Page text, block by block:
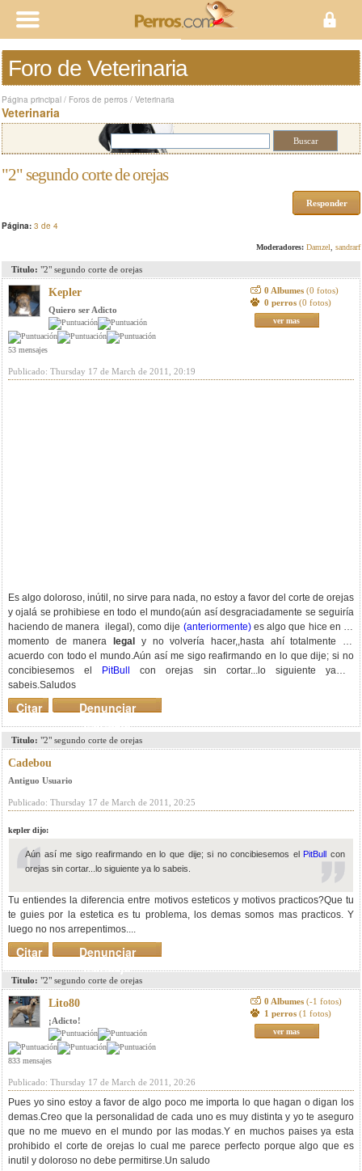
Foro de Veterinaria
Página principal / Foros de perros / Veterinaria
Veterinaria
"2" segundo corte de orejas
Responder
Página: 3 de 4
Moderadores: Damzel sandrarf
Titulo: "2" segundo corte de orejas
Kepler
Quiero ser Adicto
53 mensajes
0 Albumes (0 fotos)
0 perros (0 fotos)
ver mas
Publicado: Thursday 17 de March de 2011, 20:19
Es algo doloroso, inútil, no sirve para nada, no estoy a favor del corte de orejas
y ojalá se prohibiese en todo el mundo(aún así desgraciadamente se seguiría
haciendo de manera ilegal), como dije (anteriormente)es algo que hice en su
momento de manera
legal
y no volvería hacer,,hasta ahí totalmente de
acuerdo con todo el mundo.Aún así me sigo reafirmando en lo que dije; si no
concibiesemos el
PitBull
con orejas sin cortar...lo siguiente ya lo
sabeis.Saludos
Denunciar
mensaje
Citar
Titulo: "2" segundo corte de orejas
Cadebou
Antiguo Usuario
Publicado: Thursday 17 de March de 2011, 20:25
kepler dijo:
Aún así me sigo reafirmando en lo que dije; si no concibiesemos el PitBull con
orejas sin cortar...lo siguiente ya lo sabeis.
Tu entiendes la diferencia entre motivos esteticos y motivos practicos?Que tu
te guies por la estetica es tu problema, los demas somos mas practicos. Y
luego no nos arrepentimos....
Denunciar
mensaje
Citar
Titulo: "2" segundo corte de orejas
Lito80
¡Adicto!
833 mensajes
0 Albumes (-1 fotos)
1 perros (1 fotos)
ver mas
Publicado: Thursday 17 de March de 2011, 20:26
Pues yo sino estoy a favor de algo poco me importa lo que hagan o digan los
demas.Creo que la personalidad de cada uno es muy distinta y yo te aseguro
que no me muevo en el mundo por las modas.Y en muchos paises ya esta
prohibido el corte de orejas lo cual me parece perfecto porque algo que es
inutil y doloroso no debe permitirse.Un saludo